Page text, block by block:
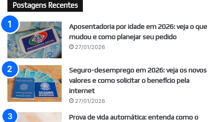
Postagens Recentes
Aposentadoria por idade em 2026: veja o que
mudou e como planejar seu pedido
27/01/2026
Seguro-desemprego em 2026: veja os novos
valores e como solicitar o benefício pela
internet
27/01/2026
Prova de vida automática: entenda como o